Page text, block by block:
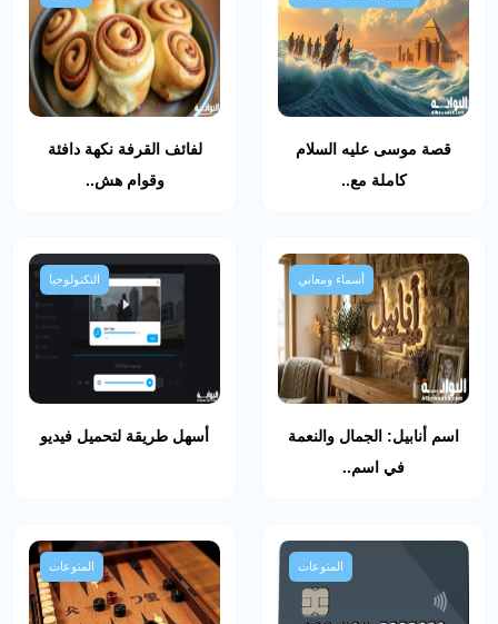
قصة موسى عليه السلام
كاملة مع..
لفائف القرفة نكهة دافئة
وقوام هش..
أسماء ومعاني
اسم أنابيل: الجمال والنعمة
في اسم..
التكنولوجيا
أسهل طريقة لتحميل فيديو
المنوعات المنوعات